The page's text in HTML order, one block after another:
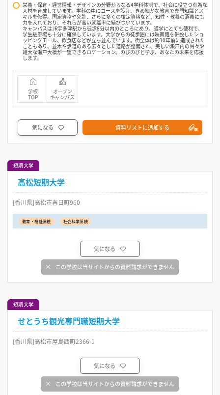
栄養・保育・経営情報・デザインの分野からなる4学科体制で、社会に役立つ有為な
人材を育成しています。学科の中にコースを設け、きめ細かな教育で専門知識とス
キルを修得。国家資格や免許、さらに多くの検定資格など、知性・教養の涵養にも
力を入れており、それらが高い就職率に結びついています。
キャンパスはJR宇多津駅から徒歩8分以内のところにあり、通学にとても便利で、
学生駐車場も十分に確保しています。大学からの徒歩圏には映画館を併設したショ
ッピングモール、飲食店などが立ち並んでいます。街全体は約30年前に造成された
こともあり、並木や歩道のある広々とした道路が整備され、美しい瀬戸内の島々や
雄大な瀬戸大橋が一望できるロケーション。のびのびと学ぶ、あなたの未来を応援
します。
学校
TOP
オープン
キャンパス
気になる 資料リストに追加する
短期大学
高松短期大学
[香川県]高松市春日町960
教育・福祉系統 社会科学系統
気になる
この学校は当サイトからの資料請求ができません
短期大学
せとうち観光専門職短期大学
[香川県]高松市屋島西町2366-1
気になる
この学校は当サイトからの資料請求ができません